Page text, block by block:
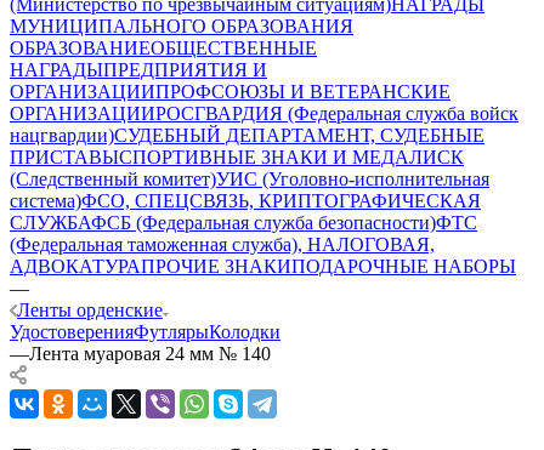
(Министерство по чрезвычайным ситуациям)НАГРАДЫ
МУНИЦИПАЛЬНОГО ОБРАЗОВАНИЯ
ОБРАЗОВАНИЕОБЩЕСТВЕННЫЕ
НАГРАДЫПРЕДПРИЯТИЯ И
ОРГАНИЗАЦИИПРОФСОЮЗЫ И ВЕТЕРАНСКИЕ
ОРГАНИЗАЦИИРОСГВАРДИЯ (Федеральная служба войск
нацгвардии)СУДЕБНЫЙ ДЕПАРТАМЕНТ, СУДЕБНЫЕ
ПРИСТАВЫСПОРТИВНЫЕ ЗНАКИ И МЕДАЛИСК
(Следственный комитет)УИС (Уголовно-исполнительная
система)ФСО, СПЕЦСВЯЗЬ, КРИПТОГРАФИЧЕСКАЯ
СЛУЖБАФСБ (Федеральная служба безопасности)ФТС
(Федеральная таможенная служба), НАЛОГОВАЯ,
АДВОКАТУРАПРОЧИЕ ЗНАКИПОДАРОЧНЫЕ НАБОРЫ
—
Ленты орденские
УдостоверенияФутлярыКолодки
—Лента муаровая 24 мм № 140